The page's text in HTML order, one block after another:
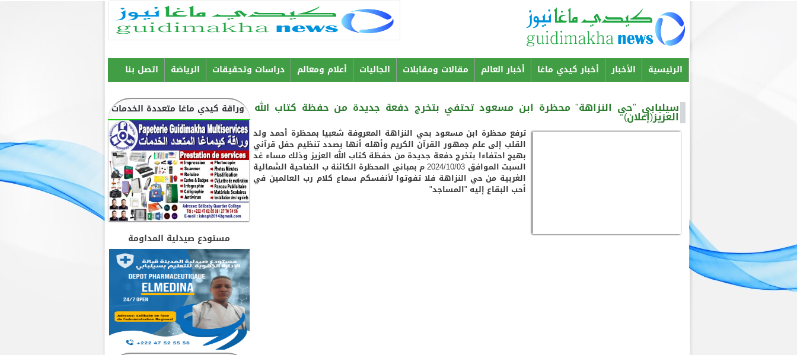
contenu
principal
Menu principal
الرئيسية الأخبار أخبار كيدي ماغا أخبار العالم مقالات ومقابلات الجاليات أعلام ومعالم دراسات وتحقيقات الرياضة اتصل بنا
وراقة كيدي ماغا متعددة الخدمات
مستودع صيدلية المداومة
سيلبابي "حي النزاهة" محظرة ابن مسعود تحتفي بتخرج دفعة جديدة من حفظة كتاب الله
العزيز(إعلان)
ترفع محظرة ابن مسعود بحي النزاهة المعروفة شعبيا بمحظرة أحمد ولد
القلب إلى علم جمهور القرآن الكريم وأهله أنها بصدد تنظيم حفل قرآني
بهيج احتفاءا بتخرج دفعة جديدة من حفظة كتاب الله العزيز وذلك مساء غد
السبت الموافق 2024/10/03 م بمباني المحظرة الكائنة ب الضاحية الشمالية
الغربية من حي النزاهة فلا تفوتوا لأنفسكم سماع كلام رب العالمين في
أحب البقاع إليه "المساجد"